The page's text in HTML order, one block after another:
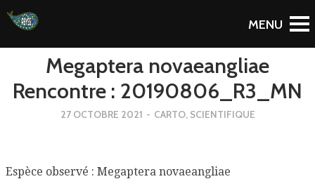
To Blog
Megaptera novaeangliae
Rencontre : 20190806_R3_MN
27 OCTOBRE 2021 - CARTO, SCIENTIFIQUE
Espèce observé : Megaptera novaeangliae